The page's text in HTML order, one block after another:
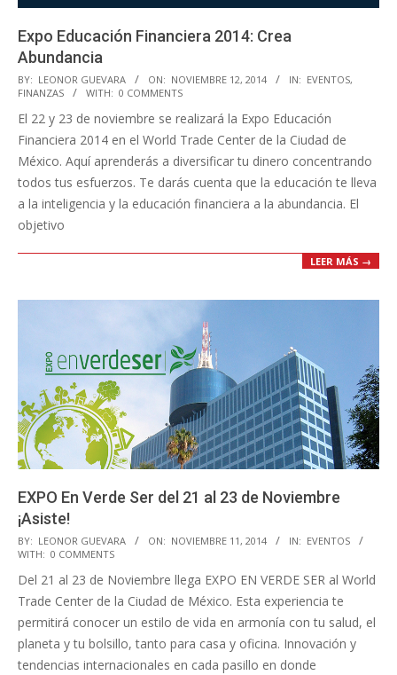
Expo Educación Financiera 2014: Crea
Abundancia
2014-
11-
12
BY: LEONOR GUEVARA ON: NOVIEMBRE 12, 2014 IN: EVENTOS,
FINANZAS
WITH: 0 COMMENTS
El 22 y 23 de noviembre se realizará la Expo Educación
Financiera 2014 en el World Trade Center de la Ciudad de
México. Aquí aprenderás a diversificar tu dinero concentrando
todos tus esfuerzos. Te darás cuenta que la educación te lleva
a la inteligencia y la educación financiera a la abundancia. El
objetivo
LEER MÁS →
EXPO En Verde Ser del 21 al 23 de Noviembre
¡Asiste!
2014-
11-
11
BY: LEONOR GUEVARA ON: NOVIEMBRE 11, 2014 IN: EVENTOS
WITH: 0 COMMENTS
Del 21 al 23 de Noviembre llega EXPO EN VERDE SER al World
Trade Center de la Ciudad de México. Esta experiencia te
permitirá conocer un estilo de vida en armonía con tu salud, el
planeta y tu bolsillo, tanto para casa y oficina. Innovación y
tendencias internacionales en cada pasillo en donde